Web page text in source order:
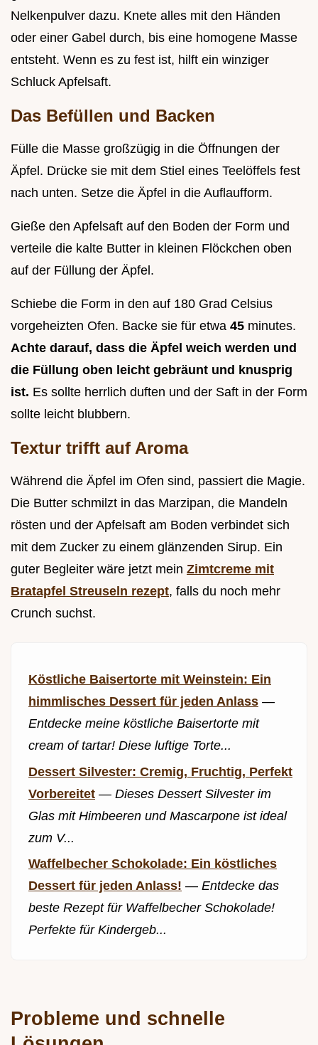
Nelkenpulver dazu. Knete alles mit den Händen
oder einer Gabel durch, bis eine homogene Masse
entsteht. Wenn es zu fest ist, hilft ein winziger
Schluck Apfelsaft.
Das Befüllen und Backen
Fülle die Masse großzügig in die Öffnungen der
Äpfel. Drücke sie mit dem Stiel eines Teelöffels fest
nach unten. Setze die Äpfel in die Auflaufform.
Gieße den Apfelsaft auf den Boden der Form und
verteile die kalte Butter in kleinen Flöckchen oben
auf der Füllung der Äpfel.
Schiebe die Form in den auf 180 Grad Celsius
vorgeheizten Ofen. Backe sie für etwa 45 minutes.
Achte darauf, dass die Äpfel weich werden und
die Füllung oben leicht gebräunt und knusprig
ist. Es sollte herrlich duften und der Saft in der Form
sollte leicht blubbern.
Textur trifft auf Aroma
Während die Äpfel im Ofen sind, passiert die Magie.
Die Butter schmilzt in das Marzipan, die Mandeln
rösten und der Apfelsaft am Boden verbindet sich
mit dem Zucker zu einem glänzenden Sirup. Ein
guter Begleiter wäre jetzt mein Zimtcreme mit
Bratapfel Streuseln rezept, falls du noch mehr
Crunch suchst.
Köstliche Baisertorte mit Weinstein: Ein
himmlisches Dessert für jeden Anlass —
Entdecke meine köstliche Baisertorte mit
cream of tartar! Diese luftige Torte...
Dessert Silvester: Cremig, Fruchtig, Perfekt
Vorbereitet — Dieses Dessert Silvester im
Glas mit Himbeeren und Mascarpone ist ideal
zum V...
Waffelbecher Schokolade: Ein köstliches
Dessert für jeden Anlass! — Entdecke das
beste Rezept für Waffelbecher Schokolade!
Perfekte für Kindergeb...
Probleme und schnelle